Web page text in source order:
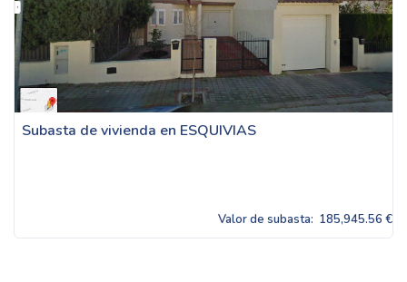
Subasta de vivienda en ESQUIVIAS
Valor de subasta: 185,945.56 €